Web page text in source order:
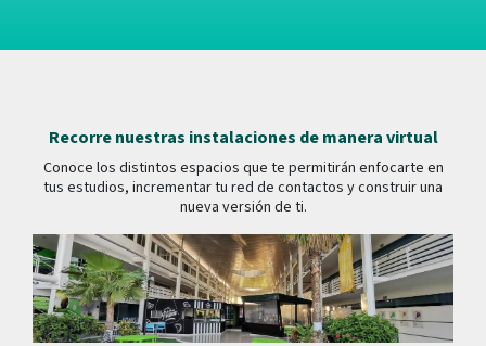
Recorre nuestras instalaciones de manera virtual
Conoce los distintos espacios que te permitirán enfocarte en
tus estudios, incrementar tu red de contactos y construir una
nueva versión de ti.